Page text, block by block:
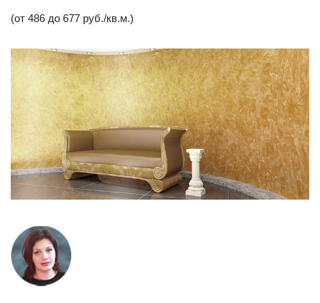
(от 486 до 677 руб./кв.м.)